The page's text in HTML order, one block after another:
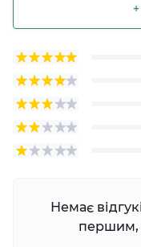
Немає
першим,